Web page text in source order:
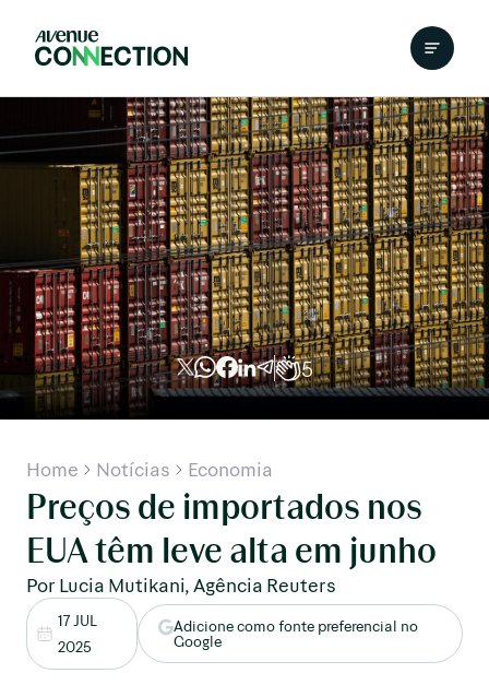
5
Home Notícias Economia
Preços de importados nos
EUA têm leve alta em junho
Por Lucia Mutikani, Agência Reuters
17 JUL
2025
Adicione como fonte preferencial no
Google